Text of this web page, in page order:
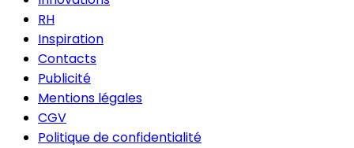
RH
Inspiration
Contacts
Publicité
Mentions légales
CGV
Politique de confidentialité